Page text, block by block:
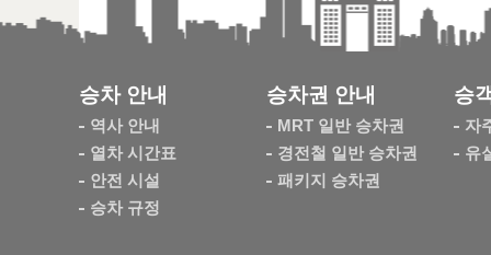
승차 안내
역사 안내
열차 시간표
안전 시설
승차 규정
승차권 안내
MRT 일반 승차권
경전철 일반 승차권
패키지 승차권
승
자
유